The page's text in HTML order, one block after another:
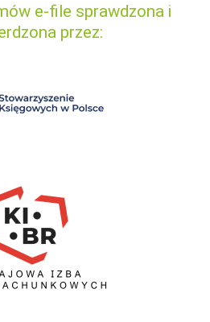
e-file sprawdzona i
przez: